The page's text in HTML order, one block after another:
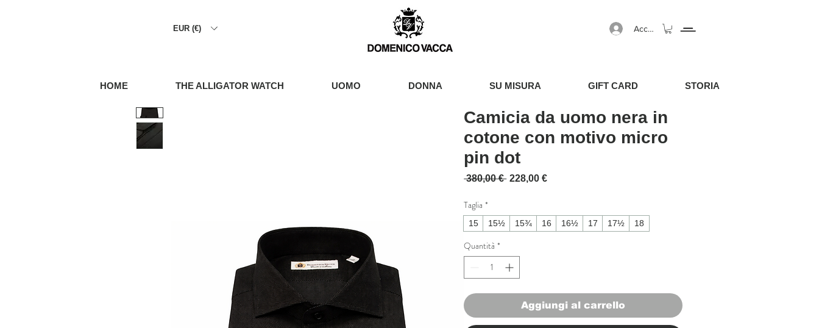
EUR (€) Accedi
HOME THE ALLIGATOR WATCH UOMO DONNA SU MISURA GIFT CARD STORIA
Camicia da uomo nera in
cotone con motivo micro
pin dot
380,00 € Prezzo regolare
228,00 €Prezzo scontato
Taglia *
15 15½ 15¾ 16 16½ 17 17½ 18
Quantità *
Aggiungi al carrello